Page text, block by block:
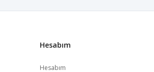
Hesabım
Hesabım